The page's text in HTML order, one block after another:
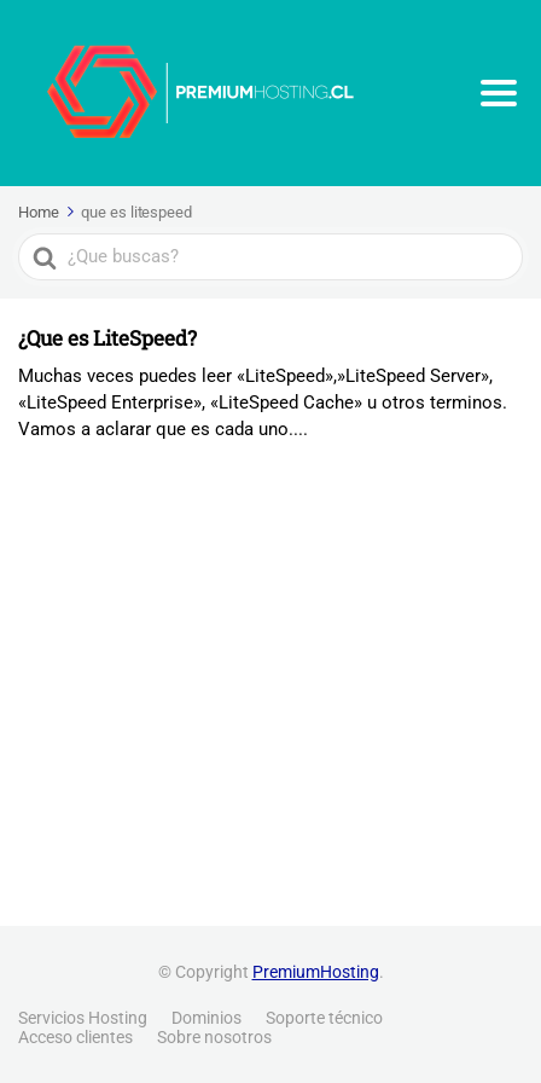
Home que es litespeed
Search
For
¿Que es LiteSpeed?
Muchas veces puedes leer «LiteSpeed»,»LiteSpeed Server»,
«LiteSpeed Enterprise», «LiteSpeed Cache» u otros terminos.
Vamos a aclarar que es cada uno....
© Copyright PremiumHosting.
Servicios Hosting Dominios
Soporte técnico
Acceso clientes
Sobre nosotros